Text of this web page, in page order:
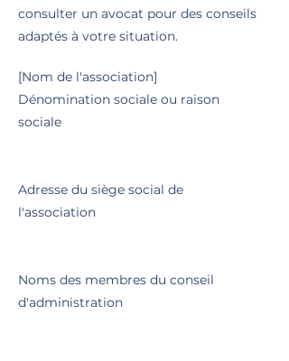
consulter un avocat pour des conseils
adaptés à votre situation.
[Nom de l'association]
Dénomination sociale ou raison
sociale
Adresse du siège social de
l'association
Noms des membres du conseil
d'administration